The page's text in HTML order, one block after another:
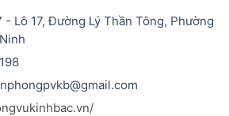
- Lô 17, Đường Lý Thần Tông, Phường